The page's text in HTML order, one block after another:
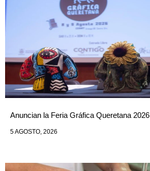
Anuncian la Feria Gráfica Queretana 2026
5 AGOSTO, 2026